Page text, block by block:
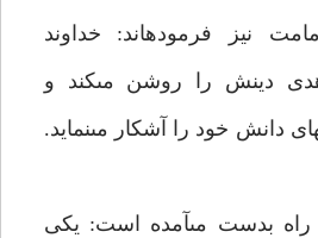
نيز فرموده‏اند: خداوند
دينش را روشن مى‏كند و
دانش خود را آشكار مى‏نمايد.
راه بدست مى‏آمده است: يكى